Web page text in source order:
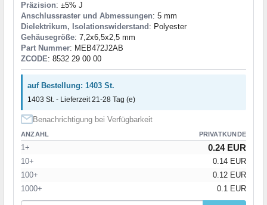
Präzision: ±5% J
Anschlussraster und Abmessungen: 5 mm
Dielektrikum, Isolationswiderstand : Polyester
Gehäusegröße: 7,2x6,5x2,5 mm
Part Nummer: MEB472J2AB
ZCODE: 8532 29 00 00
auf Bestellung: 1403 St.
1403 St. - Lieferzeit 21-28 Tag (e)
Benachrichtigung bei Verfügbarkeit
ANZAHL PRIVATKUNDE
1+ 0.24 EUR
10+
0.14 EUR
100+
0.12 EUR
1000+
0.1 EUR